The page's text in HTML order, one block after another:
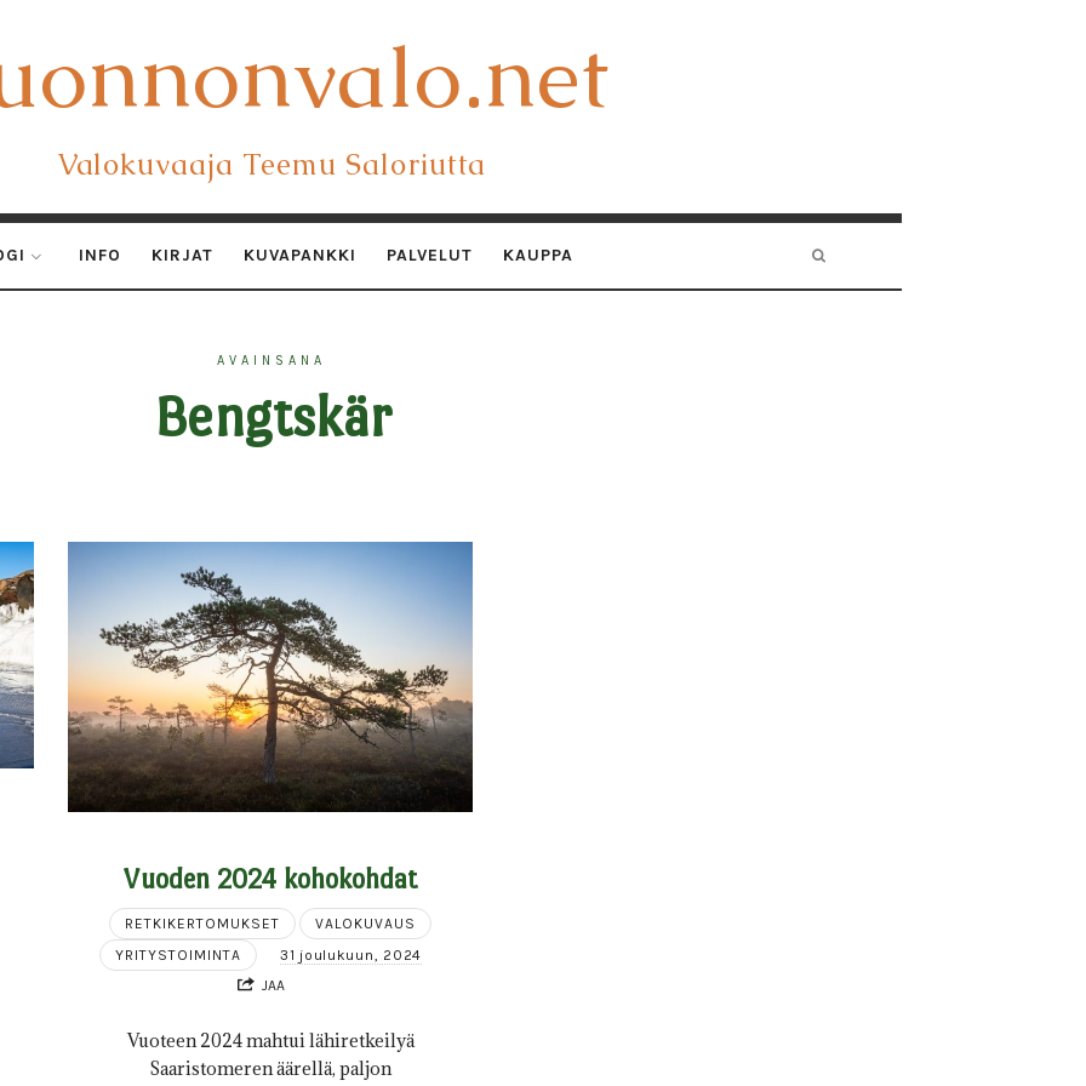
Valokuvaaja Teemu Saloriutta
INFO KIRJAT KUVAPANKKI PALVELUT KAUPPA
AVAINSANA
Bengtskär
Vuoden 2024 kohokohdat
RETKIKERTOMUKSET
VALOKUVAUS
YRITYSTOIMINTA
31 joulukuun, 2024
JAA
Vuoteen 2024 mahtui lähiretkeilyä
Saaristomeren äärellä, paljon